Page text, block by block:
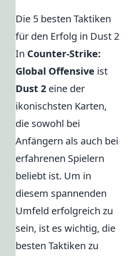
Die 5 besten Taktiken
für den Erfolg in Dust 2
In Counter-Strike:
Global Offensive ist
Dust 2 eine der
ikonischsten Karten,
die sowohl bei
Anfängern als auch bei
erfahrenen Spielern
beliebt ist. Um in
diesem spannenden
Umfeld erfolgreich zu
sein, ist es wichtig, die
besten Taktiken zu